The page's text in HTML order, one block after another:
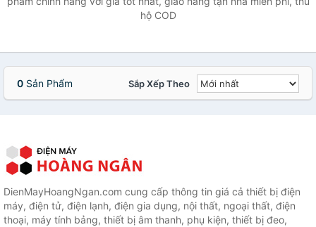
hộ COD
0 Sản Phẩm Sắp Xếp Theo
DienMayHoangNgan.com cung cấp thông tin giá cả thiết bị điện
máy, điện tử, điện lạnh, điện gia dụng, nội thất, ngoại thất, điện
thoại, máy tính bảng, thiết bị âm thanh, phụ kiện, thiết bị đeo,